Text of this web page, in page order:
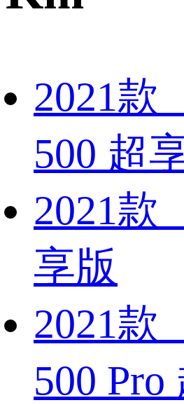
2021
500 超
2021款
享版
2021
500 Pro